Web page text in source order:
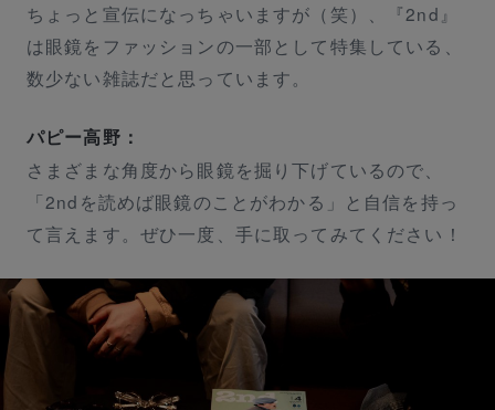
ちょっと宣伝になっちゃいますが（笑）、『2nd』
は眼鏡をファッションの一部として特集している、
数少ない雑誌だと思っています。
パピー高野：
さまざまな角度から眼鏡を掘り下げているので、
「2ndを読めば眼鏡のことがわかる」と自信を持っ
て言えます。ぜひ一度、手に取ってみてください！